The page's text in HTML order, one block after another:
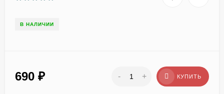
В НАЛИЧИИ
690 ₽ - + КУПИТЬ